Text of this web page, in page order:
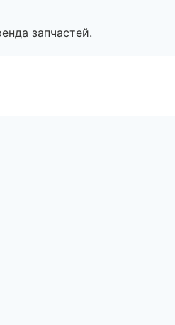
запчастей.